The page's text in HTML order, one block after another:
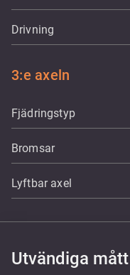
Drivning
3:e axeln
Fjädringstyp
Bromsar
Lyftbar axel
Utvändiga mått